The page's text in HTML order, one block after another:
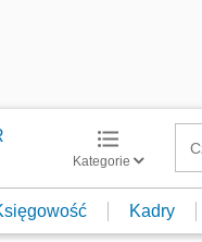
Kategorie
Kadry